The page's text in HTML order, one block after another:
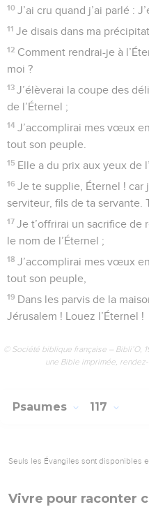
10 J’ai cru quand j’ai parlé :
11 Je disais dans ma
12 Comment rendrai-je à
moi ?
13 J’élèverai la coupe des
de l’Éternel ;
14 J’accomplirai mes vœux
tout son peuple.
15 Elle a du prix aux yeux de
16 Je te supplie, Éternel ! car
serviteur, fils de ta servante.
17 Je t’offrirai un sacrifice de
le nom de l’Éternel ;
18 J’accomplirai mes vœux
tout son peuple,
19 Dans les parvis de la
Jérusalem ! Louez l’Éternel !
© Société biblique française – Bibli’O,
une Bible imprimée,
Psaumes 117
Seuls les Évangiles sont disponibles
Vivre pour raconter